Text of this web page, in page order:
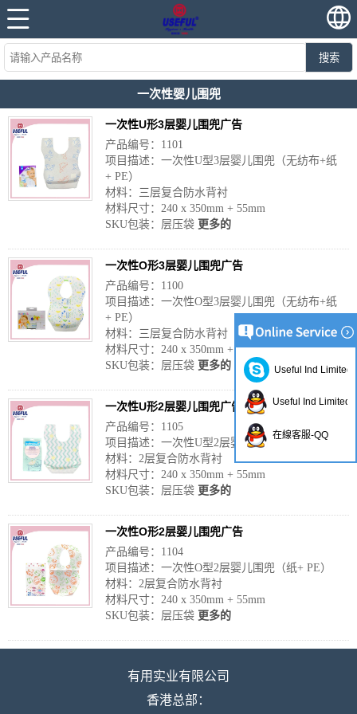
搜索
一次性婴儿围兜
一次性U形3层婴儿围兜广告
产品编号：1101
项目描述：一次性U型3层婴儿围兜（无纺布+纸
+ PE）
材料：三层复合防水背衬
材料尺寸：240 x 350mm + 55mm
SKU包装：层压袋 更多的
一次性O形3层婴儿围兜广告
产品编号：1100
项目描述：一次性O型3层婴儿围兜（无纺布+纸
+ PE）
材料：三层复合防水背衬
材料尺寸：240 x 350mm + 55mm
SKU包装：层压袋 更多的
一次性U形2层婴儿围兜广告
产品编号：1105
项目描述：一次性U型2层婴儿围兜（纸+ PE）
材料：2层复合防水背衬
材料尺寸：240 x 350mm + 55mm
SKU包装：层压袋 更多的
一次性O形2层婴儿围兜广告
产品编号：1104
项目描述：一次性O型2层婴儿围兜（纸+ PE）
材料：2层复合防水背衬
材料尺寸：240 x 350mm + 55mm
SKU包装：层压袋 更多的
有用实业有限公司
香港总部：
Useful Ind Limited
Useful Ind Limited
在線客服-QQ